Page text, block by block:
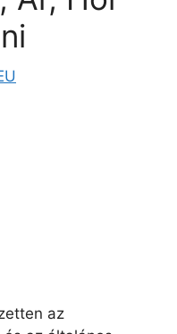
az